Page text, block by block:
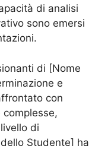
di analisi
sono emersi
di [Nome
e
con
di
Studente] ha